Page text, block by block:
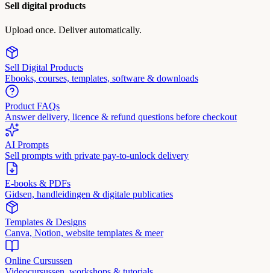
Sell digital products
Upload once. Deliver automatically.
Sell Digital Products
Ebooks, courses, templates, software & downloads
Product FAQs
Answer delivery, licence & refund questions before checkout
AI Prompts
Sell prompts with private pay-to-unlock delivery
E-books & PDFs
Gidsen, handleidingen & digitale publicaties
Templates & Designs
Canva, Notion, website templates & meer
Online Cursussen